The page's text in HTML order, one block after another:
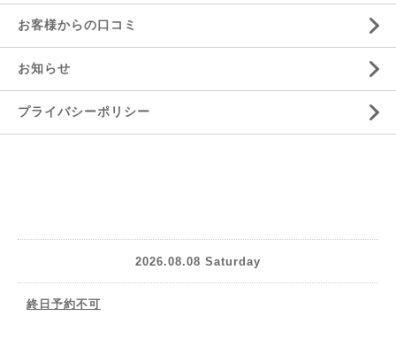
お客様からの口コミ
お知らせ
プライバシーポリシー
2026.08.08 Saturday
終日予約不可